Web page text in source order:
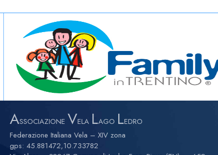
ASSOCIAZIONE VELA LAGO LEDRO
Federazione Italiana Vela – XIV zona
gps: 45.881472,10.733782